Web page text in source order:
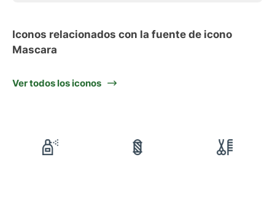
Iconos relacionados con la fuente de icono
Mascara
Ver todos los iconos